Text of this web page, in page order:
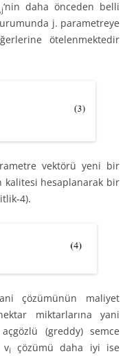
‘nin daha önceden belli
j. parametreye
ötelenmektedir
vektörü yeni bir
kalitesi hesaplanarak bir
4).
çözümünün maliyet
miktarlarına yani
(greddy) semce
vi
çözümü daha iyi ise